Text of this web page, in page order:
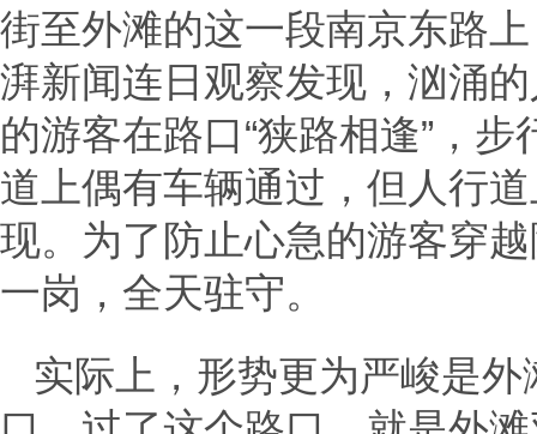
街至外滩的这一段南京东路
湃新闻连日观察发现，汹涌
的游客在路口“狭路相逢”，
道上偶有车辆通过，但人行
现。为了防止心急的游客穿
一岗，全天驻守。
实际上，形势更为严峻是